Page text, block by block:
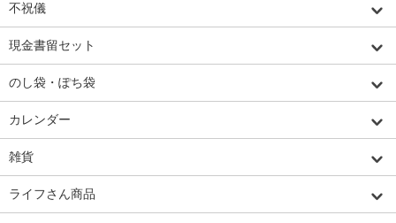
不祝儀
現金書留セット
のし袋・ぽち袋
カレンダー
雑貨
ライフさん商品